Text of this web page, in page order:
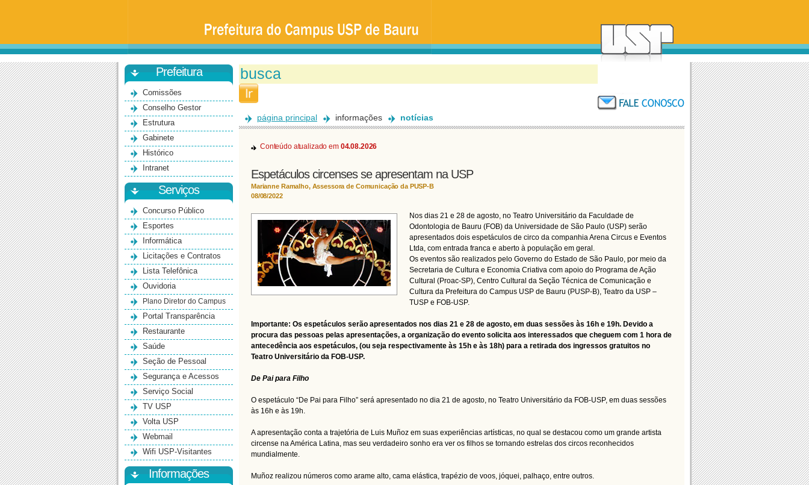
São
Paulo
-
Bauru
conteúdo
principal
Prefeitura
Comissões
Conselho Gestor
Estrutura
Gabinete
Histórico
Intranet
Serviços
Concurso Público
Esportes
Informática
Licitações e Contratos
Lista Telefônica
Ouvidoria
Plano Diretor do Campus
Portal Transparência
Restaurante
Saúde
Seção de Pessoal
Segurança e Acessos
Serviço Social
TV USP
Volta USP
Webmail
Wifi USP-Visitantes
Informações
página principal informações notícias
Conteúdo atualizado em 04.08.2026
Espetáculos circenses se apresentam na USP
Marianne Ramalho, Assessora de Comunicação da PUSP-B
08/08/2022
Nos dias 21 e 28 de agosto, no Teatro Universitário da Faculdade de
Odontologia de Bauru (FOB) da Universidade de São Paulo (USP) serão
apresentados dois espetáculos de circo da companhia Arena Circus e Eventos
Ltda, com entrada franca e aberto à população em geral.
Os eventos são realizados pelo Governo do Estado de São Paulo, por meio da
Secretaria de Cultura e Economia Criativa com apoio do Programa de Ação
Cultural (Proac-SP), Centro Cultural da Seção Técnica de Comunicação e
Cultura da Prefeitura do Campus USP de Bauru (PUSP-B), Teatro da USP –
TUSP e FOB-USP.
Importante: Os espetáculos serão apresentados nos dias 21 e 28 de agosto, em duas sessões às 16h e 19h. Devido a
procura das pessoas pelas apresentações, a organização do evento solicita aos interessados que cheguem com 1 hora de
antecedência aos espetáculos, (ou seja respectivamente às 15h e às 18h) para a retirada dos ingressos gratuitos no
Teatro Universitário da FOB-USP.
De Pai para Filho
O espetáculo “De Pai para Filho” será apresentado no dia 21 de agosto, no Teatro Universitário da FOB-USP, em duas sessões
às 16h e às 19h.
A apresentação conta a trajetória de Luis Muñoz em suas experiências artísticas, no qual se destacou como um grande artista
circense na América Latina, mas seu verdadeiro sonho era ver os filhos se tornando estrelas dos circos reconhecidos
mundialmente.
Muñoz realizou números como arame alto, cama elástica, trapézio de voos, jóquei, palhaço, entre outros.